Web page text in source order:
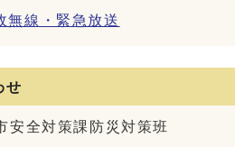
無線・緊急放送
せ
安全対策課防災対策班